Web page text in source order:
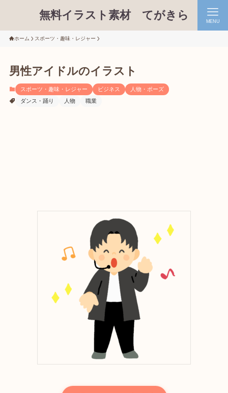
無料イラスト素材 てがきら MENU
ホーム スポーツ・趣味・レジャー
男性アイドルのイラスト
スポーツ・趣味・レジャー ビジネス
人物・ポーズ
ダンス・踊り
人物 職業